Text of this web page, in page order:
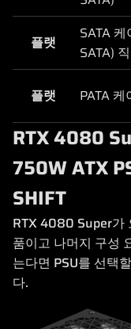
플랫
SATA
SATA)
플랫 PATA
RTX 4080
750W ATX
SHIFT
RTX 4080 Super가
품이고 나머지 구성
는다면 PSU를 선택
다.